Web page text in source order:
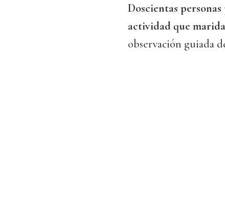
Doscientas
actividad que
observación guiada